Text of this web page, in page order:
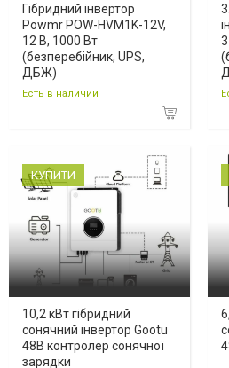
Гібридний інвертор
Powmr POW-HVM1K-12V,
12 В, 1000 Вт
(безперебійник, UPS,
ДБЖ)
Есть в наличии
КУПИТИ
10,2 кВт гібридний
сонячний інвертор Gootu
48В контролер сонячної
зарядки